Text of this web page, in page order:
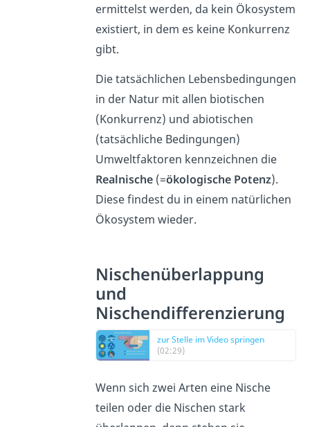
ermittelst werden, da kein Ökosystem
existiert, in dem es keine Konkurrenz
gibt.
Die tatsächlichen Lebensbedingungen
in der Natur mit allen biotischen
(Konkurrenz) und abiotischen
(tatsächliche Bedingungen)
Umweltfaktoren kennzeichnen die
Realnische (=ökologische Potenz).
Diese findest du in einem natürlichen
Ökosystem wieder.
Nischenüberlappung
und
Nischendifferenzierung
zur Stelle im Video springen
(02:29)
Wenn sich zwei Arten eine Nische
teilen oder die Nischen stark